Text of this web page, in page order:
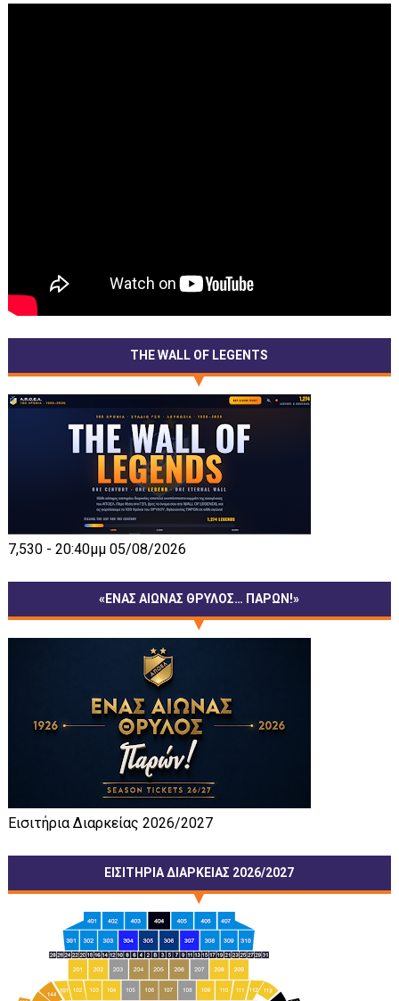
THE WALL OF LEGENTS
7,530 - 20:40μμ 05/08/2026
«ΕΝΑΣ ΑΙΩΝΑΣ ΘΡΥΛΟΣ… ΠΑΡΩΝ!»
Εισιτήρια Διαρκείας 2026/2027
ΕΙΣΙΤΗΡΙΑ ΔΙΑΡΚΕΙΑΣ 2026/2027